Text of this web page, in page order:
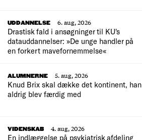
UDDANNELSE
6. aug, 2026
Drastisk fald i ansøgninger til KU's
datauddannelser: »De unge handler på
en forkert mavefornemmelse«
ALUMNERNE
5. aug, 2026
Knud Brix skal dække det kontinent, han
aldrig blev færdig med
VIDENSKAB
4. aug, 2026
En indlæggelse på psykiatrisk afdeling